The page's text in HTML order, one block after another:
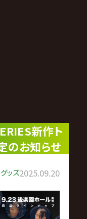
新作ト
のお知らせ
グッズ2025.09.20